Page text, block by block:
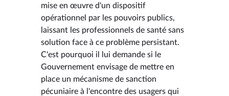
mise en œuvre d'un dispositif
opérationnel par les pouvoirs publics,
laissant les professionnels de santé sans
solution face à ce problème persistant.
C'est pourquoi il lui demande si le
Gouvernement envisage de mettre en
place un mécanisme de sanction
pécuniaire à l'encontre des usagers qui